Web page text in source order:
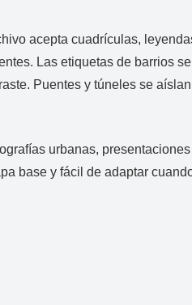
acepta cuadrículas,
Las etiquetas de barrios
Puentes y túneles se
urbanas,
base y fácil de adaptar